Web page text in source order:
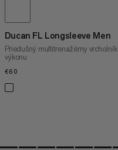
Ducan FL Longsleeve Men
Priedušný multitrenažérny vrcholník
výkonu
€60